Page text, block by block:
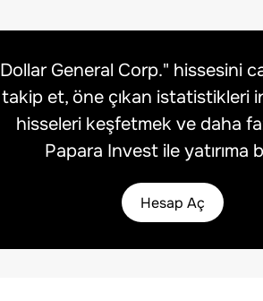
Dollar General Corp." hissesini
takip et, öne çıkan istatistikleri
hisseleri keşfetmek ve daha
Papara Invest ile yatırıma
Hesap Aç